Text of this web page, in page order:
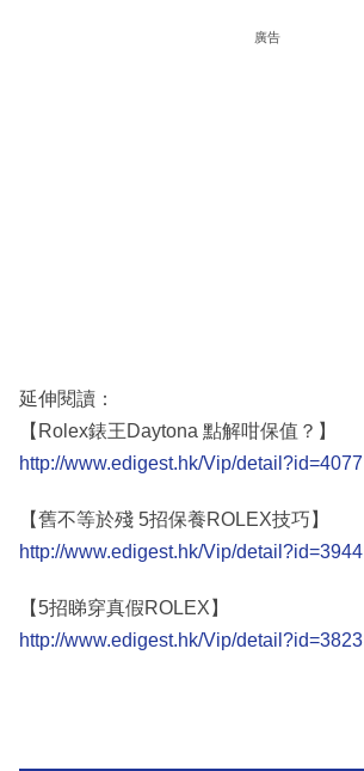
廣告
延伸閱讀：
【Rolex錶王Daytona 點解咁保值？】
http://www.edigest.hk/Vip/detail?id=4077
【舊不等於殘 5招保養ROLEX技巧】
http://www.edigest.hk/Vip/detail?id=3944
【5招睇穿真假ROLEX】
http://www.edigest.hk/Vip/detail?id=3823